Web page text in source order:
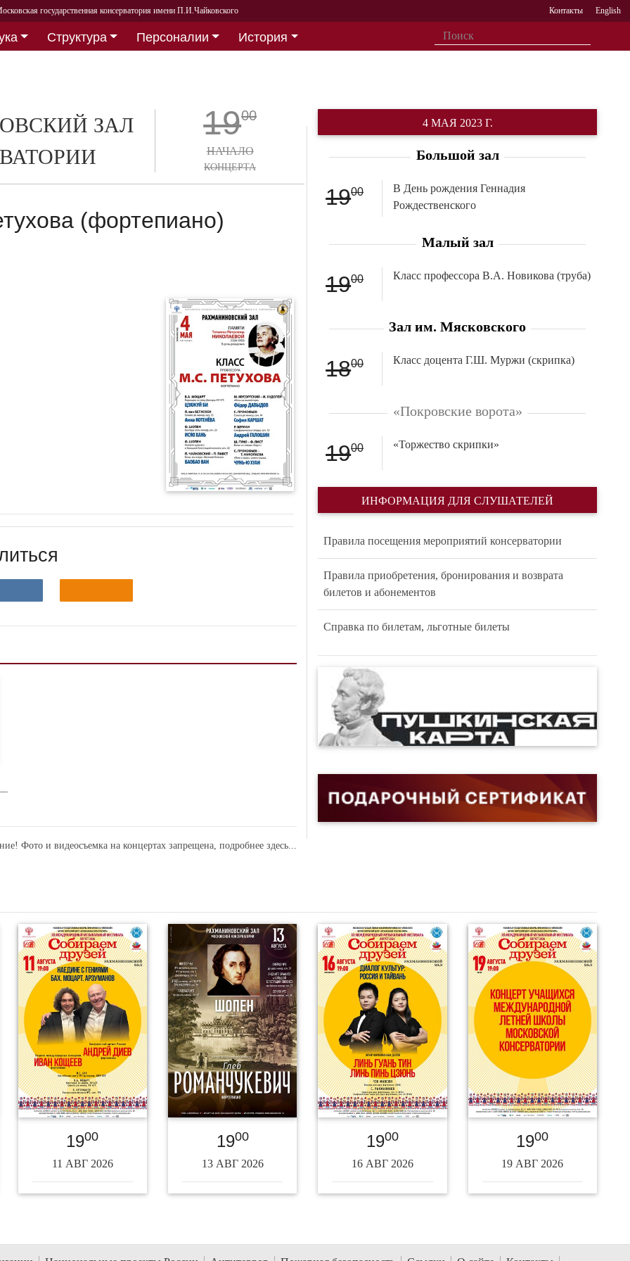
государственная консерватория имени П.И.Чайковского Контакты English
Структура Персоналии История
ЗАЛ
1900
НАЧАЛО
КОНЦЕРТА
(фортепиано)
Фото и видеосъемка на концертах запрещена,подробнее здесь...
4 МАЯ 2023 Г.
Большой зал
1900
В День рождения Геннадия
Рождественского
Малый зал
1900 Класс профессора В.А. Новикова (труба)
Зал им. Мясковского
1800 Класс доцента Г.Ш. Муржи (скрипка)
«Покровские ворота»
1900 «Торжество скрипки»
ИНФОРМАЦИЯ ДЛЯ СЛУШАТЕЛЕЙ
Правила посещения мероприятий консерватории
Правила приобретения, бронирования и возврата
билетов и абонементов
Справка по билетам, льготные билеты
1900
11 АВГ 2026
1900
13 АВГ 2026
1900
16 АВГ 2026
1900
19 АВГ 2026